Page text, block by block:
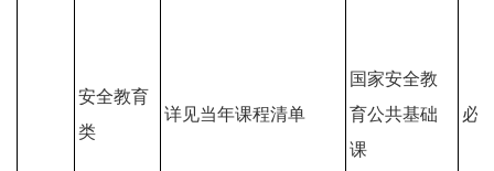
安全教育
类
详见当年课程清单
国家安全教
育公共基础
课
必